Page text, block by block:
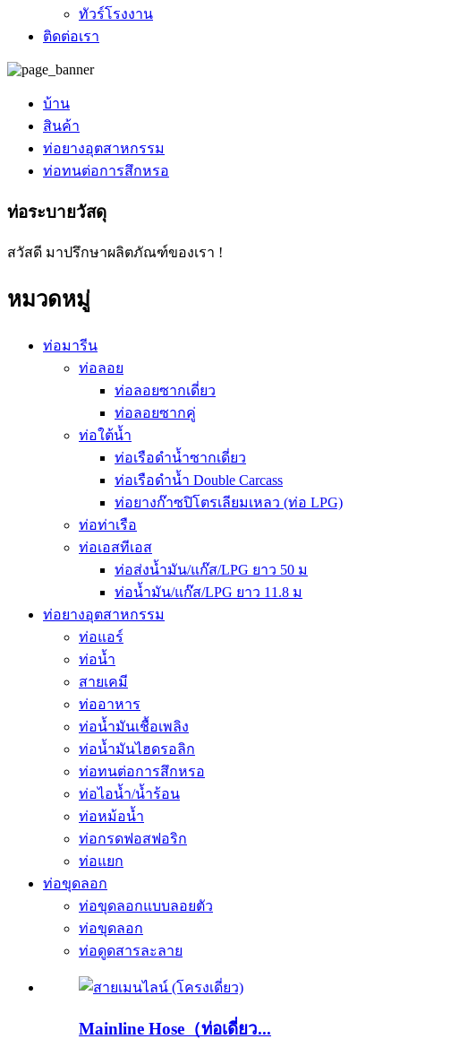
ทัวร์โรงงาน
ติดต่อเรา
บ้าน
สินค้า
ท่อยางอุตสาหกรรม
ท่อทนต่อการสึกหรอ
ท่อระบายวัสดุ
สวัสดี มาปรึกษาผลิตภัณฑ์ของเรา !
หมวดหมู่
ท่อมารีน
ท่อลอย
ท่อลอยซากเดี่ยว
ท่อลอยซากคู่
ท่อใต้น้ำ
ท่อเรือดำน้ำซากเดี่ยว
ท่อเรือดำน้ำ Double Carcass
ท่อยางก๊าซปิโตรเลียมเหลว (ท่อ LPG)
ท่อท่าเรือ
ท่อเอสทีเอส
ท่อส่งน้ำมัน/แก๊ส/LPG ยาว 50 ม
ท่อน้ำมัน/แก๊ส/LPG ยาว 11.8 ม
ท่อยางอุตสาหกรรม
ท่อแอร์
ท่อน้ำ
สายเคมี
ท่ออาหาร
ท่อน้ำมันเชื้อเพลิง
ท่อน้ำมันไฮดรอลิก
ท่อทนต่อการสึกหรอ
ท่อไอน้ำ/น้ำร้อน
ท่อหม้อน้ำ
ท่อกรดฟอสฟอริก
ท่อแยก
ท่อขุดลอก
ท่อขุดลอกแบบลอยตัว
ท่อขุดลอก
ท่อดูดสารละลาย
Mainline Hose（ท่อเดี่ยว...